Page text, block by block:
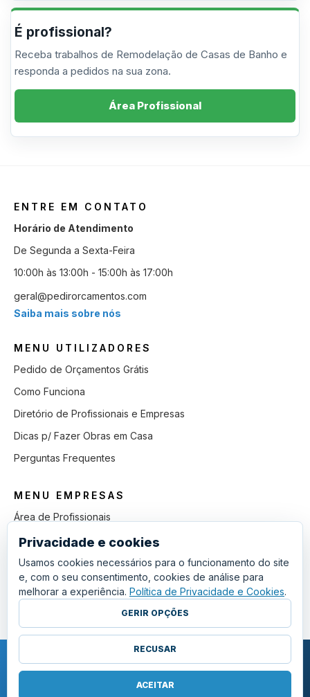
É profissional?
Receba trabalhos de Remodelação de Casas de Banho e
responda a pedidos na sua zona.
Área Profissional
ENTRE EM CONTATO
Horário de Atendimento
De Segunda a Sexta-Feira
10:00h às 13:00h - 15:00h às 17:00h
geral@pedirorcamentos.com
Saiba mais sobre nós
MENU UTILIZADORES
Pedido de Orçamentos Grátis
Como Funciona
Diretório de Profissionais e Empresas
Dicas p/ Fazer Obras em Casa
Perguntas Frequentes
MENU EMPRESAS
Área de Profissionais
Como Funciona
Lista de Pedidos em Aberto
Como Ganhar mais Obras
Perguntas Frequentes
COPYRIGHT © 2011 - 2026 SGSI. TODOS OS DIREITOS RESERVADOS.
POLÍTICA DE PRIVACIDADE E COOKIES
Privacidade e cookies
Usamos cookies necessários para o funcionamento do site
e, com o seu consentimento, cookies de análise para
melhorar a experiência. Política de Privacidade e Cookies.
GERIR OPÇÕES
RECUSAR
ACEITAR